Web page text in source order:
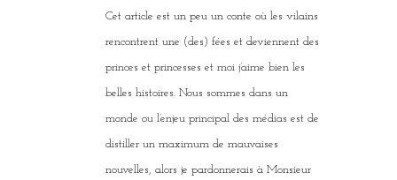
Cet article est un peu un conte où les vilains
rencontrent une (des) fées et deviennent des
princes et princesses et moi j’aime bien les
belles histoires. Nous sommes dans un
monde ou l’enjeu principal des médias est de
distiller un maximum de mauvaises
nouvelles, alors je pardonnerais à Monsieur